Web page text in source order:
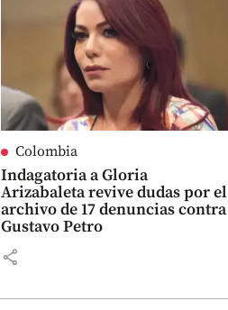
Colombia
Indagatoria a Gloria
Arizabaleta revive dudas por el
archivo de 17 denuncias contra
Gustavo Petro
share